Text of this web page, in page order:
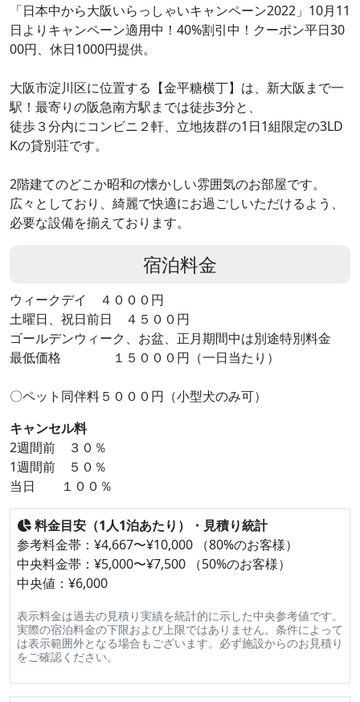
「日本中から大阪いらっしゃいキャンペーン2022」10月11
日よりキャンペーン適用中！40%割引中！クーポン平日30
00円、休日1000円提供。
大阪市淀川区に位置する【金平糖横丁】は、新大阪まで一
駅！最寄りの阪急南方駅までは徒歩3分と、
徒歩３分内にコンビニ２軒、立地抜群の1日1組限定の3LD
Kの貸別荘です。
2階建てのどこか昭和の懐かしい雰囲気のお部屋です。
広々としており、綺麗で快適にお過ごしいただけるよう、
必要な設備を揃えております。
宿泊料金
ウィークデイ ４０００円
土曜日、祝日前日 ４５００円
ゴールデンウィーク、お盆、正月期間中は別途特別料金
最低価格 １５０００円（一日当たり）
〇ペット同伴料５０００円（小型犬のみ可）
キャンセル料
2週間前 ３０％
1週間前 ５０％
当日 １００％
料金目安（1人1泊あたり）・見積り統計
参考料金帯：¥4,667〜¥10,000 （80%のお客様）
中央料金帯：¥5,000〜¥7,500 （50%のお客様）
中央値：¥6,000
表示料金は過去の見積り実績を統計的に示した中央参考値です。
実際の宿泊料金の下限および上限ではありません。条件によって
は表示範囲外となる場合もございます。必ず施設からのお見積り
をご確認ください。